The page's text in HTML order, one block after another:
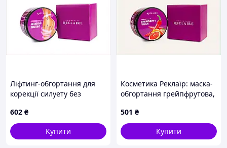
те, що потрібно при боротьбі з целюлітом.
Масажна щіткадопомагає відлущувати
ороговілі клітини та тонізувати шкіру. Такий
масаж допомагає оновити шкіру, стимулює
Антицелюлітне гаряче обгортання "Апельсин-
Імбир Перець Чилі" Top Beauty Warm Body Wrap,
Антицелюлітне масажне масло "Папая-
Грейпфрут" Top Beauty Anti-Cellulite Oil, 200 ml
Антицелюлітний скраб "Грейпфрут-Папайа" Top
Ліфтинг-обгортання для
корекції силуету без
602 ₴
Купити
Косметика Реклаїр: маска-
обгортання грейпфрутова,
501 ₴
Купити